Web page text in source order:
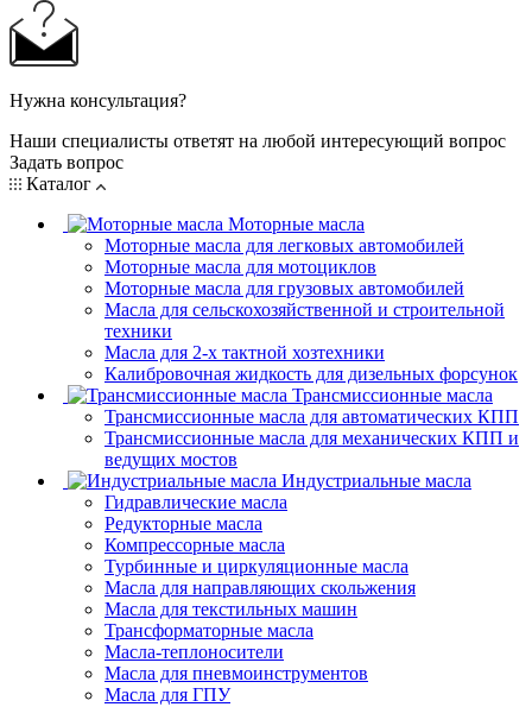
Нужна консультация?
Наши специалисты ответят на любой интересующий вопрос
Задать вопрос
Каталог
Моторные масла
Моторные масла для легковых автомобилей
Моторные масла для мотоциклов
Моторные масла для грузовых автомобилей
Масла для сельскохозяйственной и строительной
техники
Масла для 2-х тактной хозтехники
Калибровочная жидкость для дизельных форсунок
Трансмиссионные масла
Трансмиссионные масла для автоматических КПП
Трансмиссионные масла для механических КПП и
ведущих мостов
Индустриальные масла
Гидравлические масла
Редукторные масла
Компрессорные масла
Турбинные и циркуляционные масла
Масла для направляющих скольжения
Масла для текстильных машин
Трансформаторные масла
Масла-теплоносители
Масла для пневмоинструментов
Масла для ГПУ